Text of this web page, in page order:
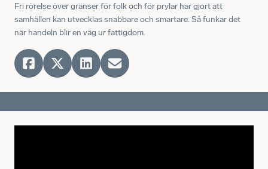
Fri rörelse över gränser för folk och för prylar har gjort att
samhällen kan utvecklas snabbare och smartare. Så funkar det
när handeln blir en väg ur fattigdom.